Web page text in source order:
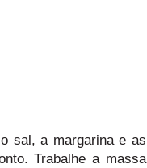
sal, a margarina e as
Trabalhe a massa